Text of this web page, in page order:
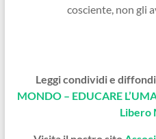
cosciente, non gli
Leggi condividi e
MONDO – EDUCARE
Libero